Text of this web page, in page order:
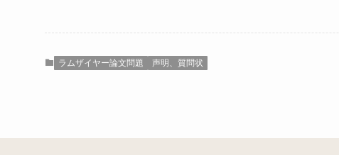
ラムザイヤー論文問題 声明、質問状